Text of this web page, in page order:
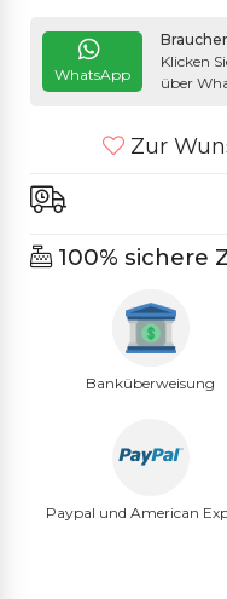
WhatsApp
Klicken
über
Zur
100% sichere
Banküberweisung
Paypal und American